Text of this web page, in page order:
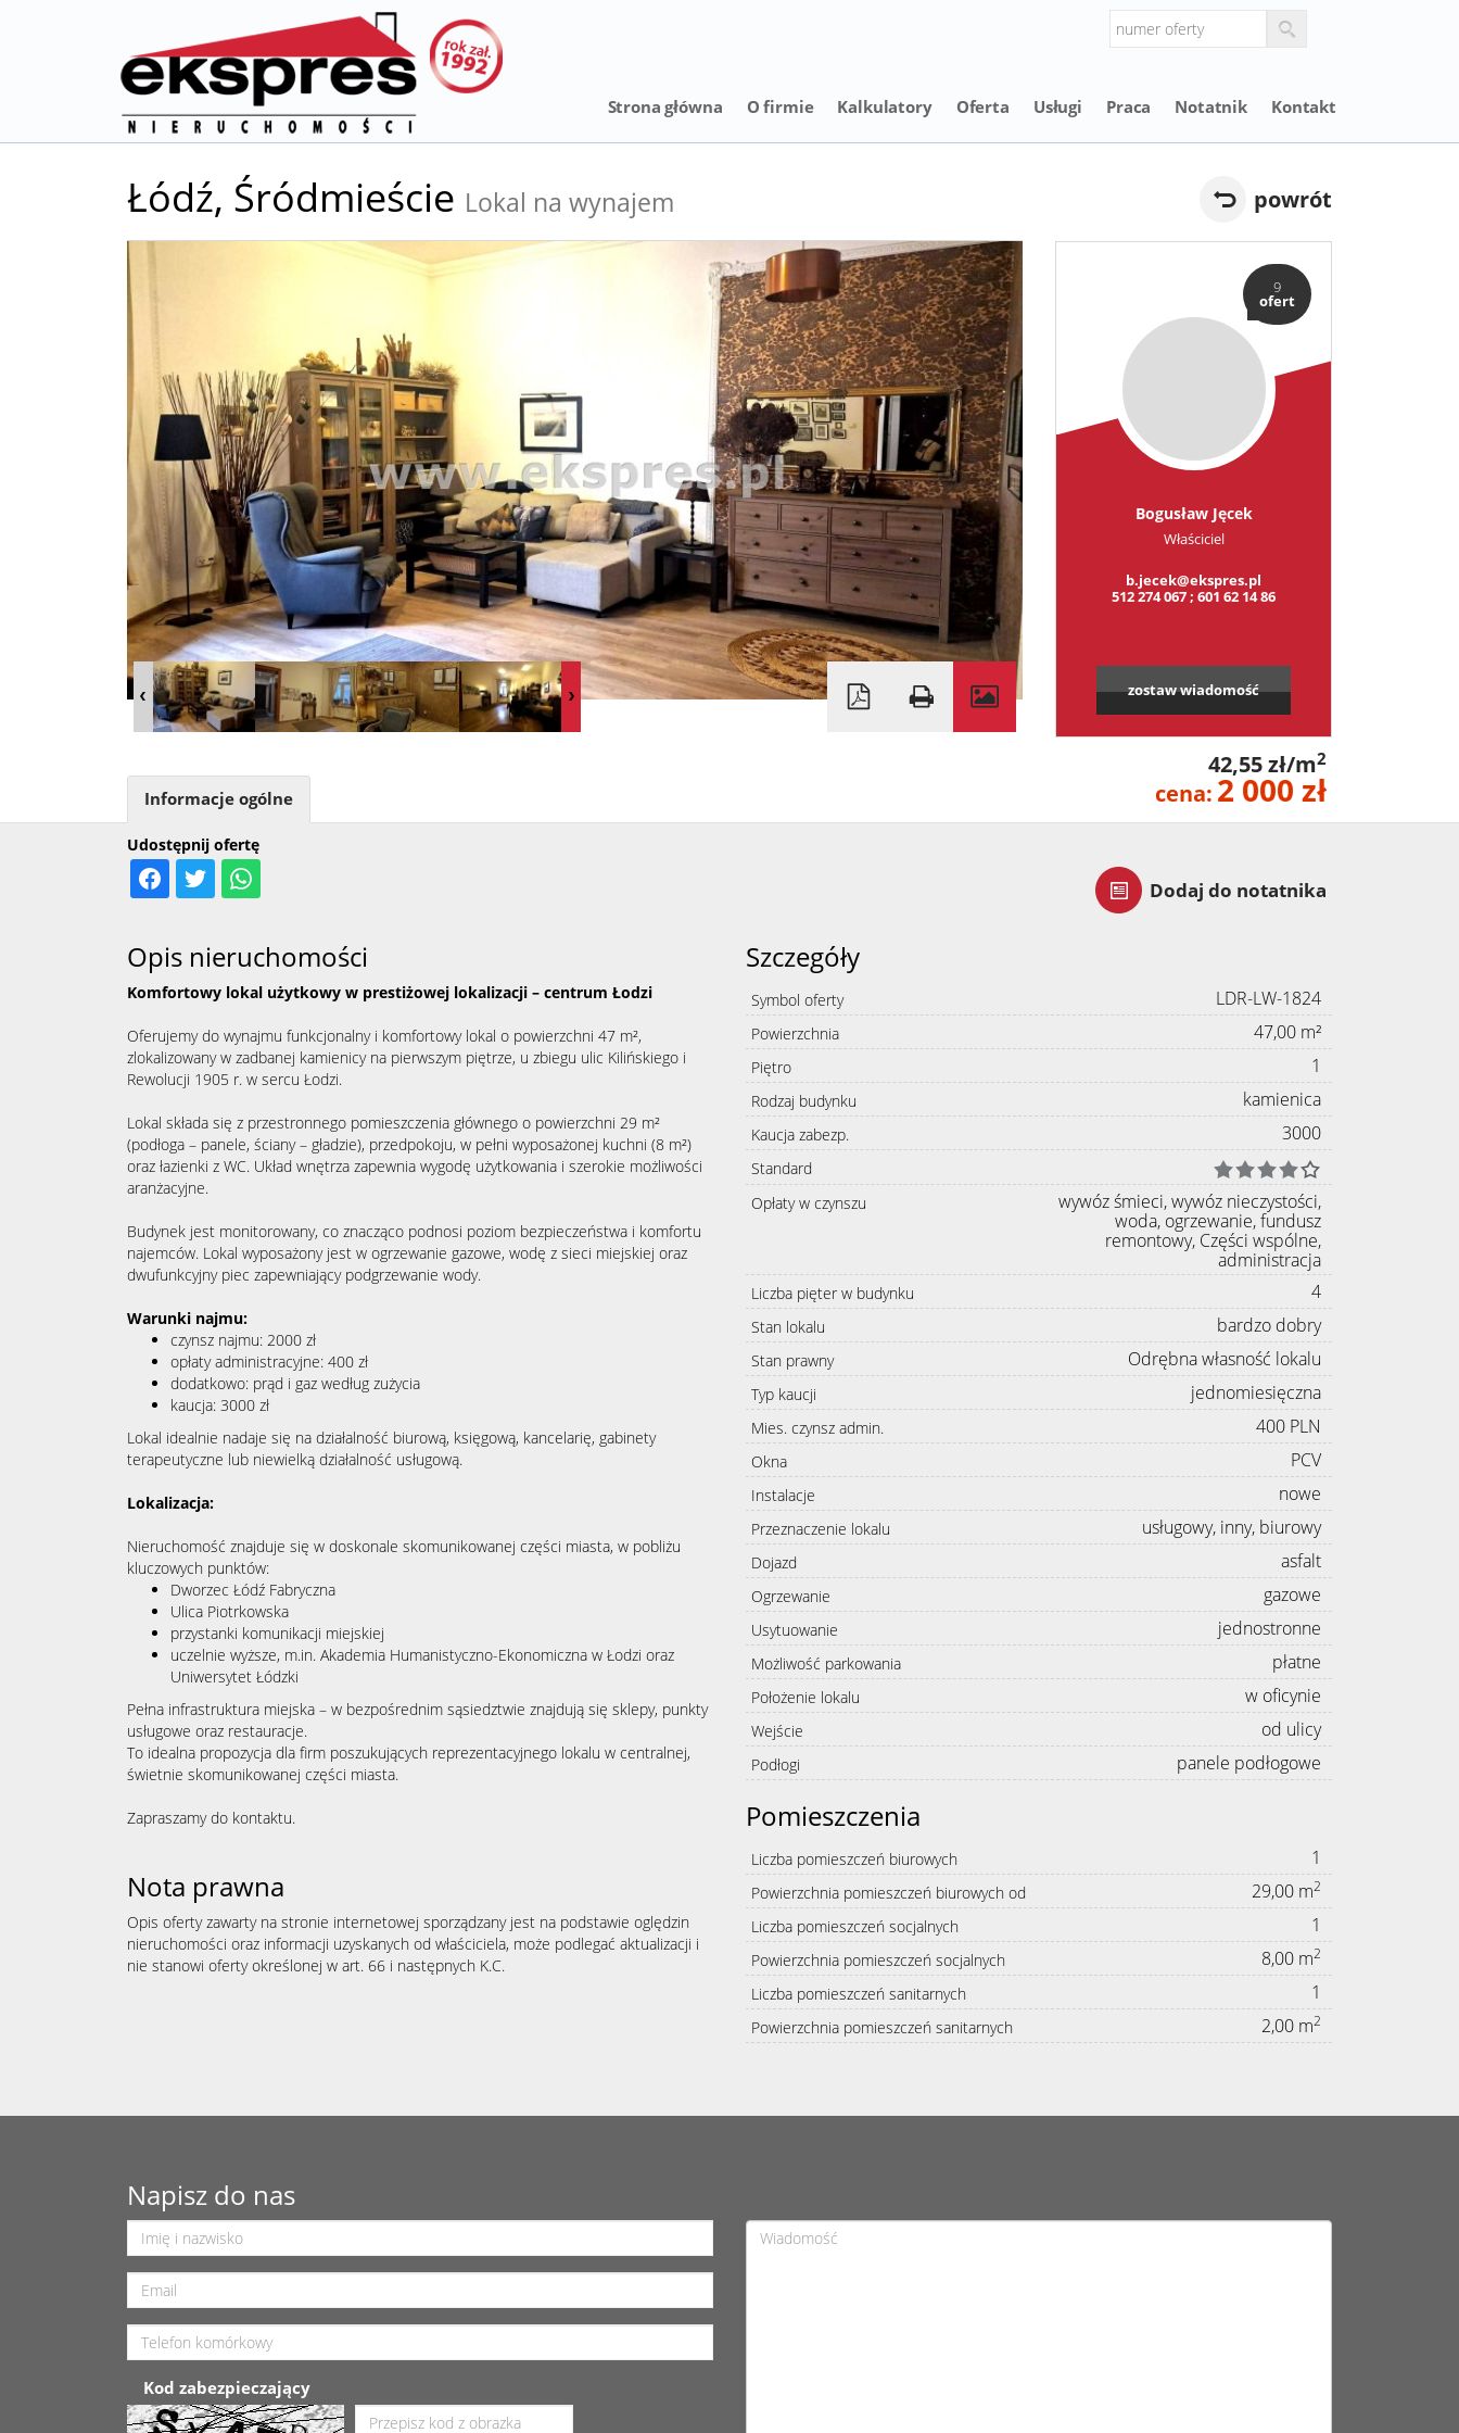
Strona główna O firmie Kalkulatory Oferta Usługi Praca Notatnik Kontakt
Łódź, Śródmieście Lokal na wynajem powrót
9
ofert
Bogusław Jęcek
Właściciel
b.jecek@ekspres.pl
512 274 067 ; 601 62 14 86
zostaw wiadomość
42,55 zł/m2
cena: 2 000 zł
Dodaj do notatnika
Udostępnij ofertę
Informacje ogólne
Opis nieruchomości
Komfortowy lokal użytkowy w prestiżowej lokalizacji – centrum Łodzi
Oferujemy do wynajmu funkcjonalny i komfortowy lokal o powierzchni 47 m²,
zlokalizowany w zadbanej kamienicy na pierwszym piętrze, u zbiegu ulic Kilińskiego i
Rewolucji 1905 r. w sercu Łodzi.
Lokal składa się z przestronnego pomieszczenia głównego o powierzchni 29 m²
(podłoga – panele, ściany – gładzie), przedpokoju, w pełni wyposażonej kuchni (8 m²)
oraz łazienki z WC. Układ wnętrza zapewnia wygodę użytkowania i szerokie możliwości
aranżacyjne.
Budynek jest monitorowany, co znacząco podnosi poziom bezpieczeństwa i komfortu
najemców. Lokal wyposażony jest w ogrzewanie gazowe, wodę z sieci miejskiej oraz
dwufunkcyjny piec zapewniający podgrzewanie wody.
Warunki najmu:
czynsz najmu: 2000 zł
opłaty administracyjne: 400 zł
dodatkowo: prąd i gaz według zużycia
kaucja: 3000 zł
Lokal idealnie nadaje się na działalność biurową, księgową, kancelarię, gabinety
terapeutyczne lub niewielką działalność usługową.
Lokalizacja:
Nieruchomość znajduje się w doskonale skomunikowanej części miasta, w pobliżu
kluczowych punktów:
Dworzec Łódź Fabryczna
Ulica Piotrkowska
przystanki komunikacji miejskiej
uczelnie wyższe, m.in. Akademia Humanistyczno-Ekonomiczna w Łodzi oraz
Uniwersytet Łódzki
Pełna infrastruktura miejska – w bezpośrednim sąsiedztwie znajdują się sklepy, punkty
usługowe oraz restauracje.
To idealna propozycja dla firm poszukujących reprezentacyjnego lokalu w centralnej,
świetnie skomunikowanej części miasta.
Zapraszamy do kontaktu.
Nota prawna
Opis oferty zawarty na stronie internetowej sporządzany jest na podstawie oględzin
nieruchomości oraz informacji uzyskanych od właściciela, może podlegać aktualizacji i
nie stanowi oferty określonej w art. 66 i następnych K.C.
Szczegóły
Symbol oferty LDR-LW-1824
Powierzchnia 47,00 m²
Piętro 1
Rodzaj budynku kamienica
Kaucja zabezp. 3000
Standard
Opłaty w czynszu
wywóz śmieci, wywóz nieczystości,
woda, ogrzewanie, fundusz
remontowy, Części wspólne,
administracja
Liczba pięter w budynku 4
Stan lokalu bardzo dobry
Stan prawny Odrębna własność lokalu
Typ kaucji jednomiesięczna
Mies. czynsz admin. 400 PLN
Okna PCV
Instalacje nowe
Przeznaczenie lokalu usługowy, inny, biurowy
Dojazd asfalt
Ogrzewanie gazowe
Usytuowanie jednostronne
Możliwość parkowania płatne
Położenie lokalu w oficynie
Wejście od ulicy
Podłogi panele podłogowe
Pomieszczenia
Liczba pomieszczeń biurowych 1
Powierzchnia pomieszczeń biurowych od 29,00 m2
Liczba pomieszczeń socjalnych 1
Powierzchnia pomieszczeń socjalnych 8,00 m2
Liczba pomieszczeń sanitarnych 1
Powierzchnia pomieszczeń sanitarnych 2,00 m2
Napisz do nas
Kod zabezpieczający